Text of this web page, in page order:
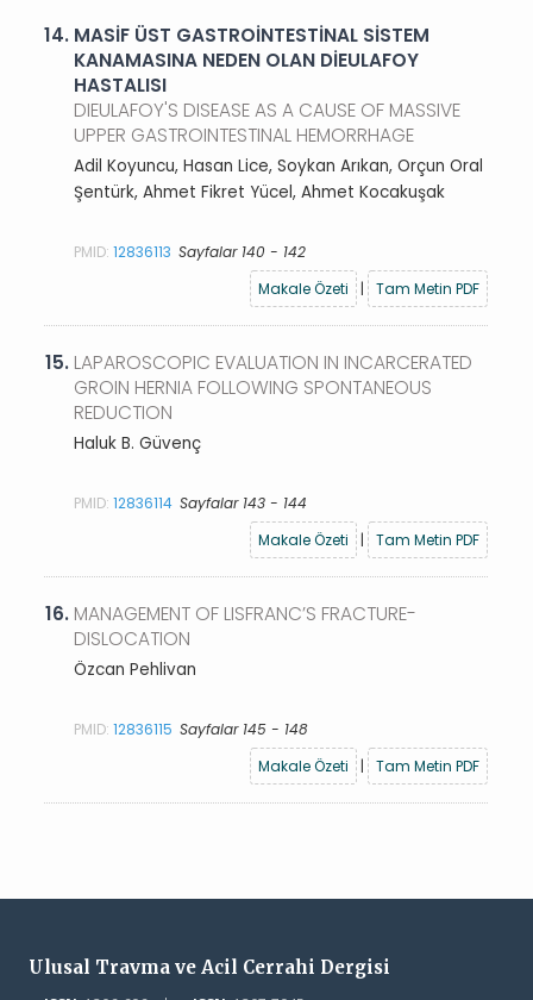
14. MASİF ÜST GASTROİNTESTİNAL SİSTEM
KANAMASINA NEDEN OLAN DİEULAFOY
HASTALISI
DIEULAFOY'S DISEASE AS A CAUSE OF MASSIVE
UPPER GASTROINTESTINAL HEMORRHAGE
Adil Koyuncu, Hasan Lice, Soykan Arıkan, Orçun Oral
Şentürk, Ahmet Fikret Yücel, Ahmet Kocakuşak
PMID:12836113 Sayfalar 140 - 142
Makale Özeti
| Tam Metin PDF
15. LAPAROSCOPIC EVALUATION IN INCARCERATED
GROIN HERNIA FOLLOWING SPONTANEOUS
REDUCTION
Haluk B. Güvenç
PMID:12836114 Sayfalar 143 - 144
Makale Özeti
| Tam Metin PDF
16. MANAGEMENT OF LISFRANC’S FRACTURE-
DISLOCATION
Özcan Pehlivan
PMID:12836115 Sayfalar 145 - 148
Makale Özeti
| Tam Metin PDF
Ulusal Travma ve Acil Cerrahi Dergisi